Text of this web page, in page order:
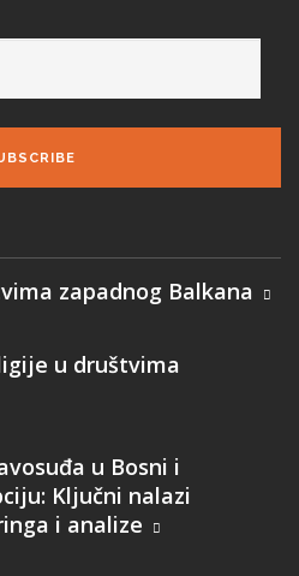
zapadnog Balkana
u društvima
u Bosni i
Ključni nalazi
i analize